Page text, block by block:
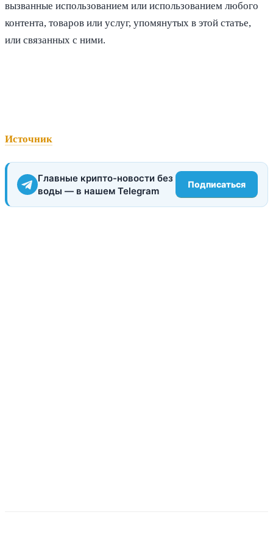
вызванные использованием или использованием любого
контента, товаров или услуг, упомянутых в этой статье,
или связанных с ними.
Источник
Главные крипто-новости без
воды — в нашем Telegram
Подписаться